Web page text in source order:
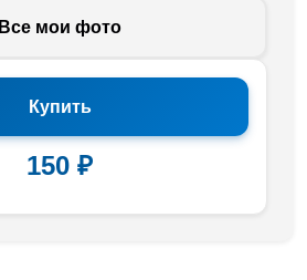
Все мои фото
Купить
150 ₽